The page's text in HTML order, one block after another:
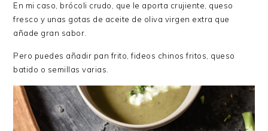
En mi caso, brócoli crudo, que le aporta crujiente, queso
fresco y unas gotas de aceite de oliva virgen extra que
añade gran sabor.
Pero puedes añadir pan frito, fideos chinos fritos, queso
batido o semillas varias.